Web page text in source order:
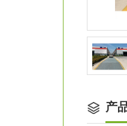
产